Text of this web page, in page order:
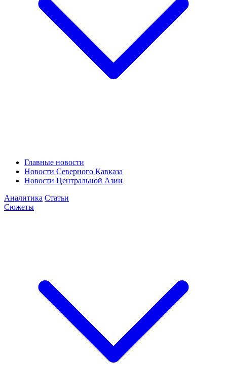
Главные новости
Новости Северного Кавказа
Новости Центральной Азии
Аналитика Статьи
Сюжеты